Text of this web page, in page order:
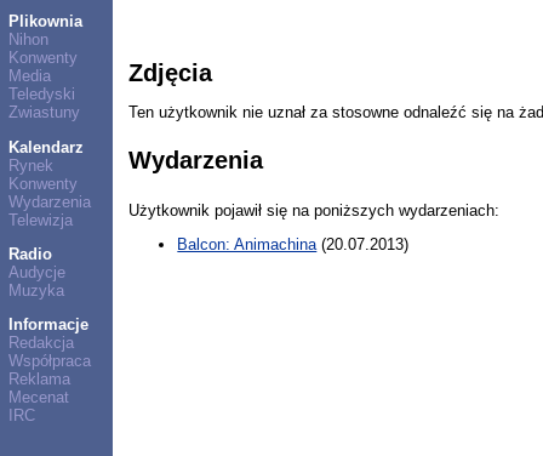
Plikownia
Nihon
Konwenty
Media
Teledyski
Zwiastuny
Kalendarz
Rynek
Konwenty
Wydarzenia
Telewizja
Radio
Audycje
Muzyka
Informacje
Redakcja
Współpraca
Reklama
Mecenat
IRC
Zdjęcia
Ten użytkownik nie uznał za stosowne odnaleźć się na
Wydarzenia
Użytkownik pojawił się na poniższych wydarzeniach:
Balcon: Animachina(20.07.2013)